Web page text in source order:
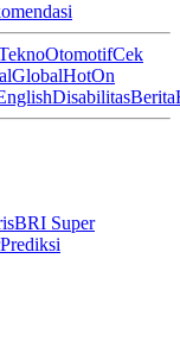
OtomotifCek
GlobalHotOn
DisabilitasBerita
BRI Super
Prediksi